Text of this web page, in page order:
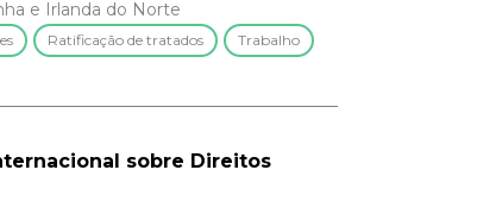
e Irlanda do Norte
Ratificação de tratados Trabalho
sobre Direitos